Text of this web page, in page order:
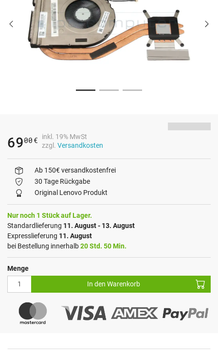
6900 €
inkl. 19% MwSt
zzgl. Versandkosten
Ab 150€ versandkostenfrei
30 Tage Rückgabe
Original Lenovo Produkt
Nur noch 1 Stück auf Lager.
Standardlieferung 11. August - 13. August
Expresslieferung 11. August
bei Bestellung innerhalb20 Std. 50 Min.
Menge
In den Warenkorb